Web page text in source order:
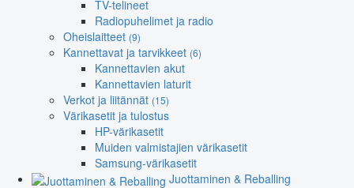
TV-telineet
Radiopuhelimet ja radio
Oheislaitteet (9)
Kannettavat ja tarvikkeet (6)
Kannettavien akut
Kannettavien laturit
Verkot ja liitännät (15)
Värikasetit ja tulostus
HP-värikasetit
Muiden valmistajien värikasetit
Samsung-värikasetit
Juottaminen & Reballing